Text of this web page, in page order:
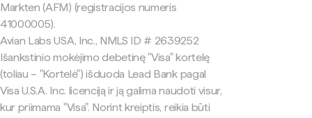
Markten (AFM) (registracijos numeris
41000005).
Avian Labs USA, Inc., NMLS ID # 2639252
Išankstinio mokėjimo debetinę "Visa" kortelę
(toliau – "Kortelė") išduoda Lead Bank pagal
Visa U.S.A. Inc. licenciją ir ją galima naudoti visur,
kur priimama "Visa". Norint kreiptis, reikia būti